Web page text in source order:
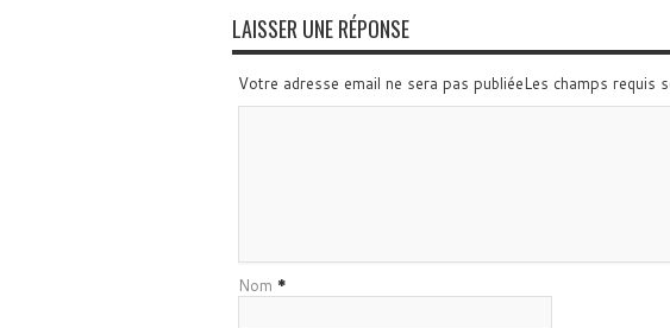
LAISSER UNE RÉPONSE
Votre adresse email ne sera pas publiéeLes champs requis
Nom *